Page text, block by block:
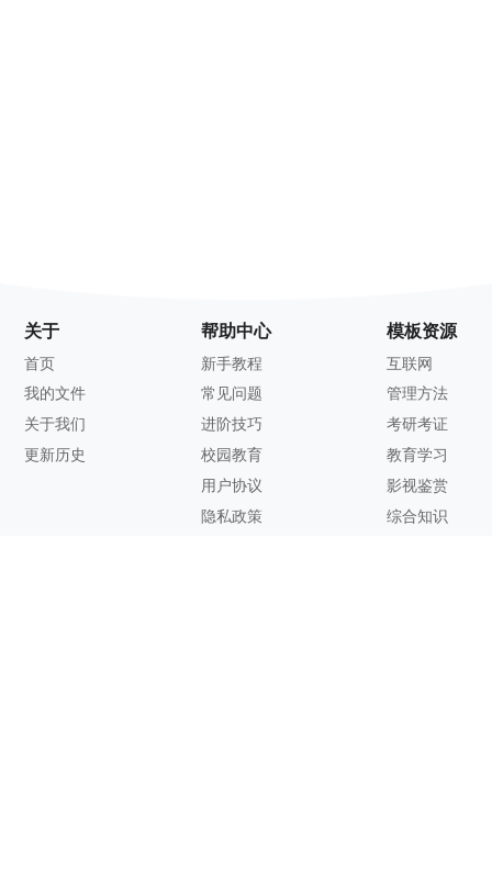
关于
首页
我的文件
关于我们
更新历史
帮助中心
新手教程
常见问题
进阶技巧
校园教育
用户协议
隐私政策
模板资源
互联网
管理方法
考研考证
教育学习
影视鉴赏
综合知识